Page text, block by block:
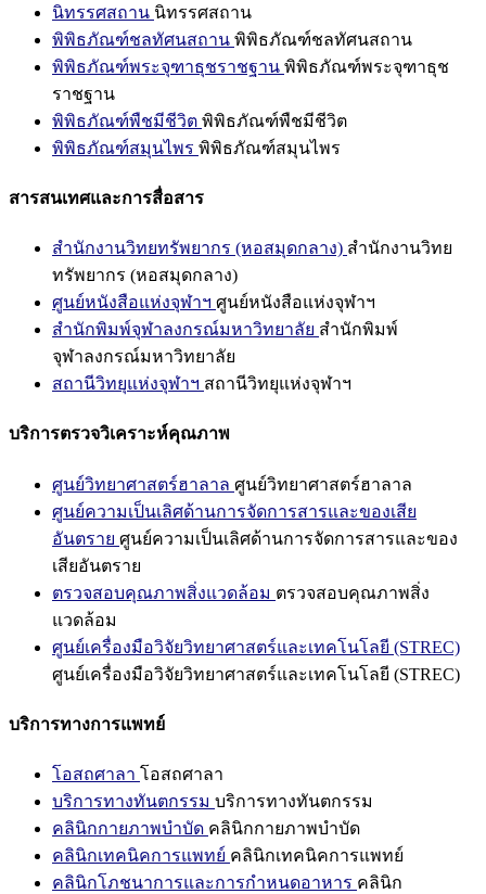
นิทรรศสถาน นิทรรศสถาน
พิพิธภัณฑ์ชลทัศนสถาน พิพิธภัณฑ์ชลทัศนสถาน
พิพิธภัณฑ์พระจุฑาธุชราชฐาน พิพิธภัณฑ์พระจุฑาธุช
ราชฐาน
พิพิธภัณฑ์พืชมีชีวิต พิพิธภัณฑ์พืชมีชีวิต
พิพิธภัณฑ์สมุนไพร พิพิธภัณฑ์สมุนไพร
สารสนเทศและการสื่อสาร
สำนักงานวิทยทรัพยากร (หอสมุดกลาง) สำนักงานวิทย
ทรัพยากร (หอสมุดกลาง)
ศูนย์หนังสือแห่งจุฬาฯ ศูนย์หนังสือแห่งจุฬาฯ
สำนักพิมพ์จุฬาลงกรณ์มหาวิทยาลัย สำนักพิมพ์
จุฬาลงกรณ์มหาวิทยาลัย
สถานีวิทยุแห่งจุฬาฯ สถานีวิทยุแห่งจุฬาฯ
บริการตรวจวิเคราะห์คุณภาพ
ศูนย์วิทยาศาสตร์ฮาลาล ศูนย์วิทยาศาสตร์ฮาลาล
ศูนย์ความเป็นเลิศด้านการจัดการสารและของเสีย
อันตราย ศูนย์ความเป็นเลิศด้านการจัดการสารและของ
เสียอันตราย
ตรวจสอบคุณภาพสิ่งแวดล้อม ตรวจสอบคุณภาพสิ่ง
แวดล้อม
ศูนย์เครื่องมือวิจัยวิทยาศาสตร์และเทคโนโลยี (STREC)
ศูนย์เครื่องมือวิจัยวิทยาศาสตร์และเทคโนโลยี (STREC)
บริการทางการแพทย์
โอสถศาลา โอสถศาลา
บริการทางทันตกรรม บริการทางทันตกรรม
คลินิกกายภาพบำบัด คลินิกกายภาพบำบัด
คลินิกเทคนิคการแพทย์ คลินิกเทคนิคการแพทย์
คลินิกโภชนาการและการกำหนดอาหาร คลินิก